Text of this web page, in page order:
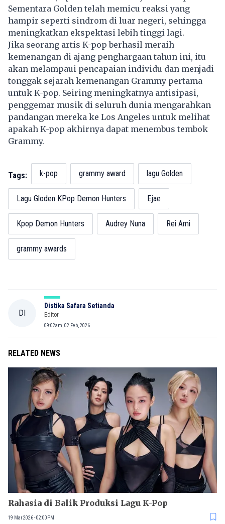
Sementara Golden telah memicu reaksi yang
hampir seperti sindrom di luar negeri, sehingga
meningkatkan ekspektasi lebih tinggi lagi.
Jika seorang artis K-pop berhasil meraih
kemenangan di ajang penghargaan tahun ini, itu
akan melampaui pencapaian individu dan menjadi
tonggak sejarah kemenangan Grammy pertama
untuk K-pop. Seiring meningkatnya antisipasi,
penggemar musik di seluruh dunia mengarahkan
pandangan mereka ke Los Angeles untuk melihat
apakah K-pop akhirnya dapat menembus tembok
Grammy.
Tags: k-pop grammy award lagu Golden
Lagu Gloden KPop Demon Hunters Ejae
Kpop Demon Hunters Audrey Nuna Rei Ami
grammy awards
DI
Distika Safara Setianda
Editor
09:02am, 02 Feb, 2026
RELATED NEWS
Rahasia di Balik Produksi Lagu K-Pop
19 Mar 2026 - 02:00PM